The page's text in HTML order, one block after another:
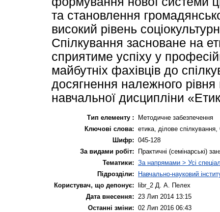
та становлення
високий рівень
Спілкування засноване на
сприятиме успіху у
майбутніх фахівців до
досягнення належного
навчальної дисципліни
Тип елементу :
Методичне забезпечення
Ключові слова: eтика, ділове
Шифр: 045-128
За видами робіт:
Практичні (семінарські)
Тематики: За напрямами > Усі
Підрозділи:
Навчально-науковий
Користувач, що депонує:
libr_2 Д. А. Пелех
Дата внесення:
23 Лип 2014 13:15
Останні зміни: 02 Лип 2016 06:43